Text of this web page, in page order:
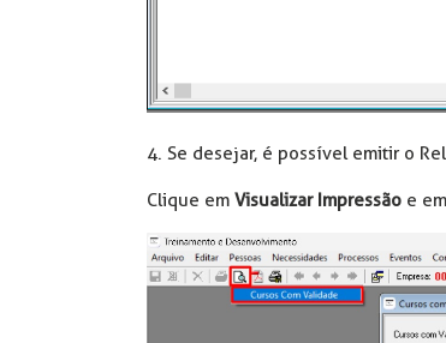
4. Se desejar, é possível emitir o
Clique em Visualizar Impressão e